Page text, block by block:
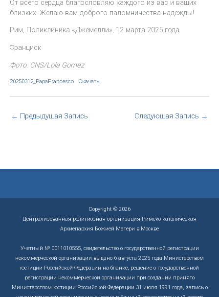
От всего сердца благословляю каждого из вас и ваших
близких. Желаю вам доброго паломничества надежды!
Рим, Поликлиника «Джемелли», 12 марта 2025 года
Франциск
Фото: CNS/Lola Gomez
20250312_PapaFrancesco Скачать
← Предыдущая Запись Следующая Запись →
Copyright © 2026
Централизованная религиозная организация Римско-католическая
Архиепархия Божией Матери в Москве
Учетный № 0011010555, свидетельство о государственной регистрации
некоммерческой организации выдано 6 августа 2025 года Министерством
юстиции Российской Федерации на бланке, решение о государственной
регистрации некоммерческой организации при создании принято
Министерством юстиции Российской Федерации 31 июля 1991 года, запись о